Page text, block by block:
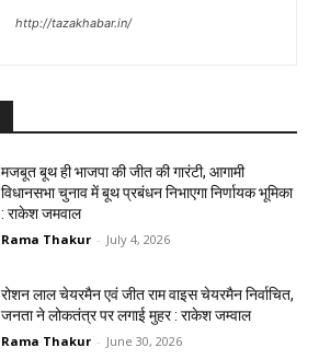
http://tazakhabar.in/
मजबूत बूथ ही भाजपा की जीत की गारंटी, आगामी
विधानसभा चुनाव में बूथ प्रबंधन निभाएगा निर्णायक भूमिका
: राकेश जमवाल
Rama Thakur - July 4, 2026
रोशन लाल चेयरमैन एवं जीत राम वाइस चेयरमैन निर्वाचित,
जनता ने लोकतंत्र पर लगाई मुहर : राकेश जम्वाल
Rama Thakur - June 30, 2026